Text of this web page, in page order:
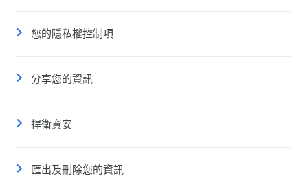
您的隱私權控制項
分享您的資訊
捍衛資安
匯出及刪除您的資訊